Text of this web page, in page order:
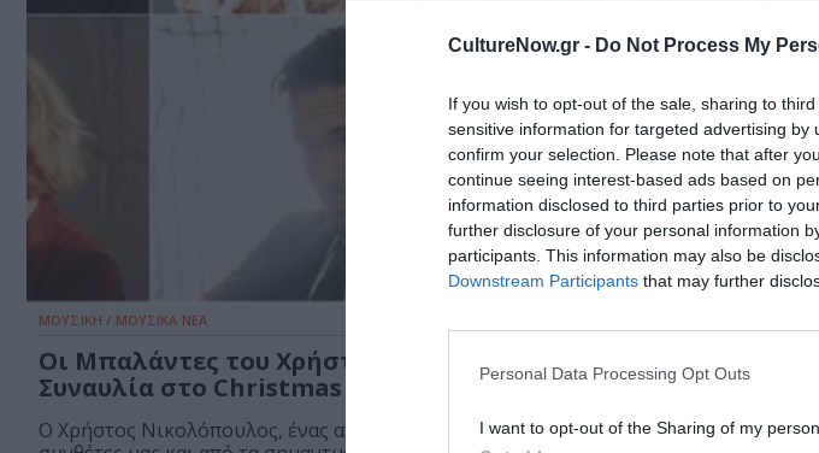
CultureNow.gr - Do Not Process My
If you wish to opt-out of the sale, sharing to
sensitive information for targeted advertising
confirm your selection. Please note that after
continue seeing interest-based ads based on
information disclosed to third parties prior to
further disclosure of your personal information
participants. This information may also be
Downstream Participants that may further
Personal Data Processing Opt Outs
I want to opt-out of the Sharing of my
ΜΟΥΣΙΚΗ / ΜΟΥΣΙΚΑ ΝΕΑ
Οι Μπαλάντες του Χρήστου Νικολόπουλου:
Συναυλία στο Christmas Theater
Ο Χρήστος Νικολόπουλος, ένας από τους μεγαλύτερους
Θέατρο
σεζόν 2024-2025
Το Θέατρο Παλλάς